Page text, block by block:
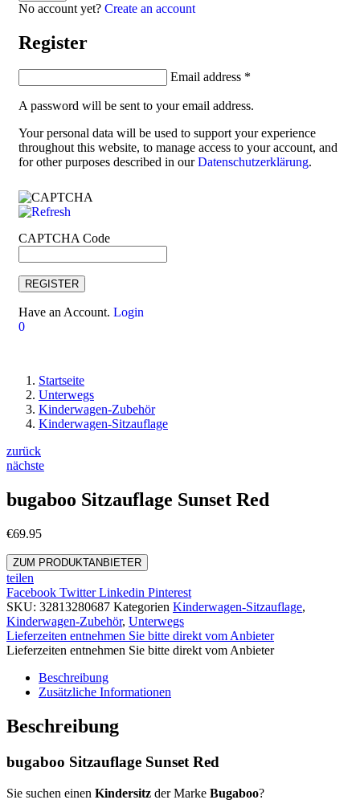
No account yet? Create an account
Register
Email address *
A password will be sent to your email address.
Your personal data will be used to support your experience
throughout this website, to manage access to your account, and
for other purposes described in ourDatenschutzerklärung.
CAPTCHA Code
REGISTER
Have an Account. Login
0
Startseite
Unterwegs
Kinderwagen-Zubehör
Kinderwagen-Sitzauflage
zurück
nächste
bugaboo Sitzauflage Sunset Red
€69.95
ZUM PRODUKTANBIETER
teilen
Facebook TwitterLinkedin Pinterest
SKU: 32813280687 Kategorien Kinderwagen-Sitzauflage,
Kinderwagen-Zubehör, Unterwegs
Lieferzeiten entnehmen Sie bitte direkt vom Anbieter
Lieferzeiten entnehmen Sie bitte direkt vom Anbieter
Beschreibung
Zusätzliche Informationen
Beschreibung
bugaboo Sitzauflage Sunset Red
Sie suchen einen Kindersitz der Marke Bugaboo?